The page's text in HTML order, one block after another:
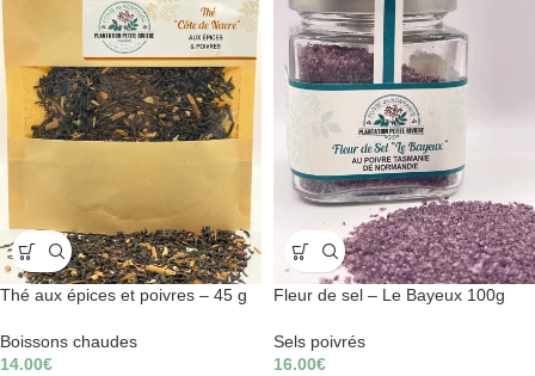
Thé aux épices et poivres – 45 g
Boissons chaudes
14.00€
Fleur de sel – Le Bayeux 100g
Sels poivrés
16.00€